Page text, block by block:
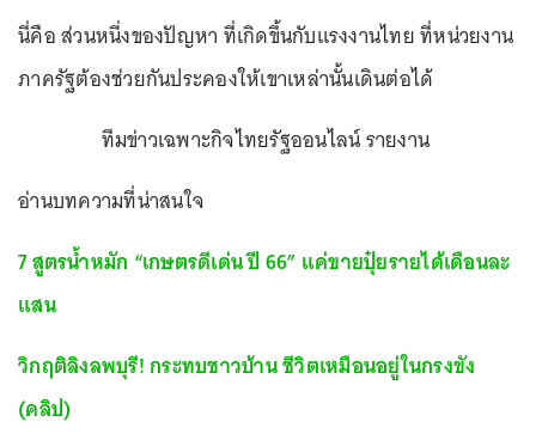
นี่คือ ส่วนหนึ่งของปัญหา ที่เกิดขึ้นกับแรงงานไทย ที่หน่วยงาน
ภาครัฐต้องช่วยกันประคองให้เขาเหล่านั้นเดินต่อได้
ทีมข่าวเฉพาะกิจไทยรัฐออนไลน์ รายงาน
อ่านบทความที่น่าสนใจ
7 สูตรน้ำหมัก “เกษตรดีเด่น ปี 66” แค่ขายปุ๋ยรายได้เดือนละ
แสน
วิกฤติลิงลพบุรี! กระทบชาวบ้าน ชีวิตเหมือนอยู่ในกรงขัง
(คลิป)